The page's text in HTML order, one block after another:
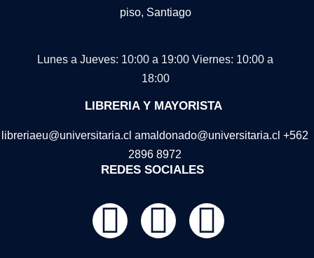
piso, Santiago
Lunes a Jueves: 10:00 a 19:00 Viernes: 10:00 a
18:00
LIBRERIA Y MAYORISTA
libreriaeu@universitaria.cl amaldonado@universitaria.cl +562
2896 8972
REDES SOCIALES